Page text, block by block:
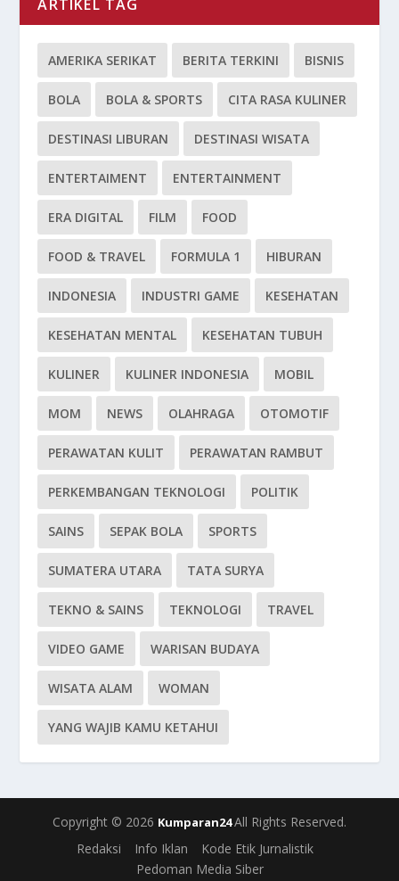
ARTIKEL TAG
AMERIKA SERIKAT BERITA TERKINI BISNIS
BOLA BOLA & SPORTS CITA RASA KULINER
DESTINASI LIBURAN DESTINASI WISATA
ENTERTAIMENT ENTERTAINMENT
ERA DIGITAL FILM FOOD
FOOD & TRAVEL FORMULA 1 HIBURAN
INDONESIA INDUSTRI GAME KESEHATAN
KESEHATAN MENTAL KESEHATAN TUBUH
KULINER KULINER INDONESIA MOBIL
MOM NEWS OLAHRAGA OTOMOTIF
PERAWATAN KULIT PERAWATAN RAMBUT
PERKEMBANGAN TEKNOLOGI POLITIK
SAINS SEPAK BOLA SPORTS
SUMATERA UTARA TATA SURYA
TEKNO & SAINS TEKNOLOGI TRAVEL
VIDEO GAME WARISAN BUDAYA
WISATA ALAM WOMAN
YANG WAJIB KAMU KETAHUI
Copyright © 2026 Kumparan24All Rights Reserved.
Redaksi
Info Iklan
Kode Etik Jurnalistik
Pedoman Media Siber